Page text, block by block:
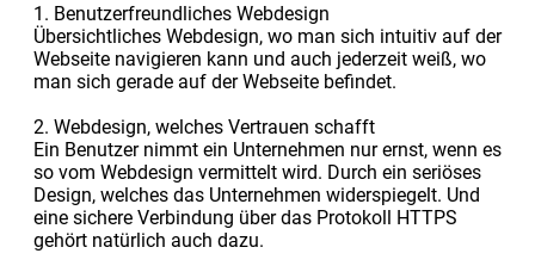
1. Benutzerfreundliches Webdesign
Übersichtliches Webdesign, wo man sich intuitiv auf der
Webseite navigieren kann und auch jederzeit weiß, wo
man sich gerade auf der Webseite befindet.
2. Webdesign, welches Vertrauen schafft
Ein Benutzer nimmt ein Unternehmen nur ernst, wenn es
so vom Webdesign vermittelt wird. Durch ein seriöses
Design, welches das Unternehmen widerspiegelt. Und
eine sichere Verbindung über das Protokoll HTTPS
gehört natürlich auch dazu.